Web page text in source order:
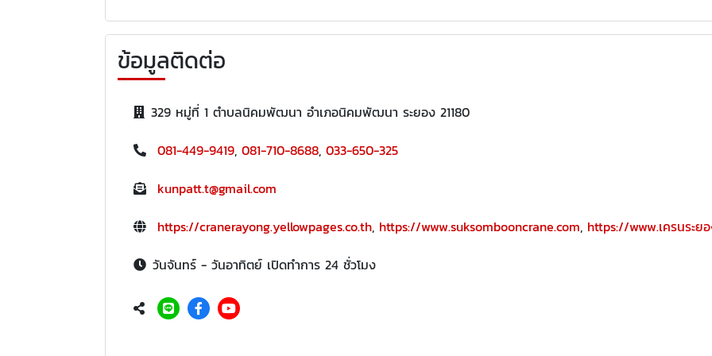
ข้อมูลติดต่อ
329 หมู่ที่ 1 ตำบลนิคมพัฒนา อำเภอนิคมพัฒนา ระยอง 21180
081-449-9419, 081-710-8688, 033-650-325
kunpatt.t@gmail.com
https://cranerayong.yellowpages.co.th, https://www.suksombooncrane.com, https://www.เครนระย
วันจันทร์ - วันอาทิตย์ เปิดทำการ 24 ชั่วโมง